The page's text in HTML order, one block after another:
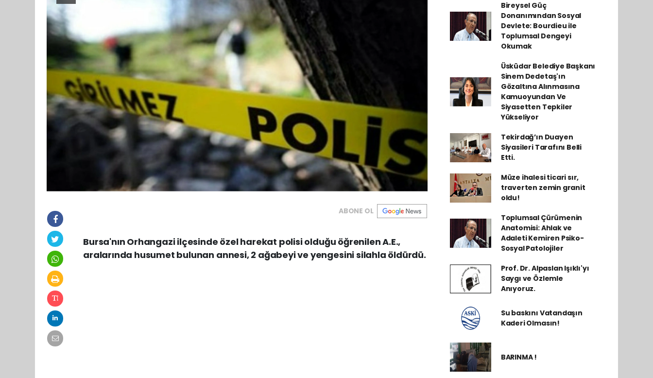
ABONE OL
Bursa'nın Orhangazi ilçesinde özel harekat polisi olduğu öğrenilen A.E.,
aralarında husumet bulunan annesi, 2 ağabeyi ve yengesini silahla öldürdü.
Bireysel Güç
Donanımından Sosyal
Devlete: Bourdieu ile
Toplumsal Dengeyi
Okumak
Üsküdar Belediye Başkanı
Sinem Dedetaş'ın
Gözaltına Alınmasına
Kamuoyundan Ve
Siyasetten Tepkiler
Yükseliyor
Tekirdağ’ın Duayen
Siyasileri Tarafını Belli
Etti.
Müze ihalesi ticari sır,
traverten zemin granit
oldu!
Toplumsal Çürümenin
Anatomisi: Ahlak ve
Adaleti Kemiren Psiko-
Sosyal Patolojiler
Prof. Dr. Alpaslan Işıklı'yı
Saygı ve Özlemle
Anıyoruz.
Su baskını Vatandaşın
Kaderi Olmasın!
BARINMA !